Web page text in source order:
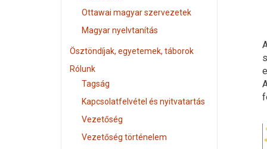
Ottawai magyar szervezetek
Magyar nyelvtanítás
Ösztöndíjak, egyetemek, táborok
Rólunk
Tagság
Kapcsolatfelvétel és nyitvatartás
Vezetőség
Vezetőség történelem